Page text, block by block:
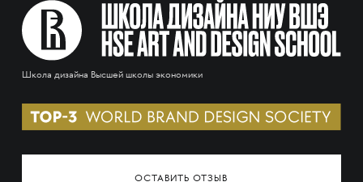
Школа дизайна Высшей школы экономики
ОСТАВИТЬ ОТЗЫВ